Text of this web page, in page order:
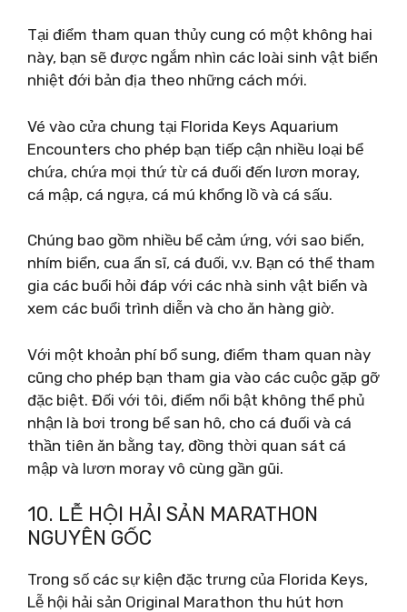
Tại điểm tham quan thủy cung có một không hai
này, bạn sẽ được ngắm nhìn các loài sinh vật biển
nhiệt đới bản địa theo những cách mới.
Vé vào cửa chung tại Florida Keys Aquarium
Encounters cho phép bạn tiếp cận nhiều loại bể
chứa, chứa mọi thứ từ cá đuối đến lươn moray,
cá mập, cá ngựa, cá mú khổng lồ và cá sấu.
Chúng bao gồm nhiều bể cảm ứng, với sao biển,
nhím biển, cua ẩn sĩ, cá đuối, v.v. Bạn có thể tham
gia các buổi hỏi đáp với các nhà sinh vật biển và
xem các buổi trình diễn và cho ăn hàng giờ.
Với một khoản phí bổ sung, điểm tham quan này
cũng cho phép bạn tham gia vào các cuộc gặp gỡ
đặc biệt. Đối với tôi, điểm nổi bật không thể phủ
nhận là bơi trong bể san hô, cho cá đuối và cá
thần tiên ăn bằng tay, đồng thời quan sát cá
mập và lươn moray vô cùng gần gũi.
10. LỄ HỘI HẢI SẢN MARATHON
NGUYÊN GỐC
Trong số các sự kiện đặc trưng của Florida Keys,
Lễ hội hải sản Original Marathon thu hút hơn